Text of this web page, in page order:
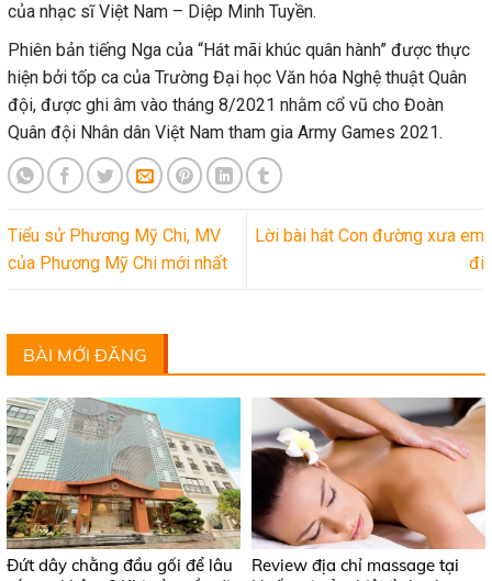
của nhạc sĩ Việt Nam – Diệp Minh Tuyền.
Phiên bản tiếng Nga của “Hát mãi khúc quân hành” được thực
hiện bởi tốp ca của Trường Đại học Văn hóa Nghệ thuật Quân
đội, được ghi âm vào tháng 8/2021 nhằm cổ vũ cho Đoàn
Quân đội Nhân dân Việt Nam tham gia Army Games 2021.
Tiểu sử Phương Mỹ Chi, MV
của Phương Mỹ Chi mới nhất
Lời bài hát Con đường xưa em
đi
BÀI MỚI ĐĂNG
Đứt dây chằng đầu gối để lâu
Review địa chỉ massage tại